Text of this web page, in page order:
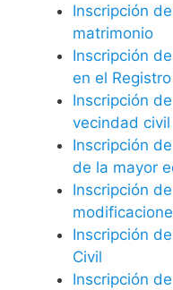
Inscripción
matrimonio
Inscripción
en el
Inscripción
vecindad civil
Inscripción
de la mayor
Inscripción
Inscripción
Civil
Inscripción